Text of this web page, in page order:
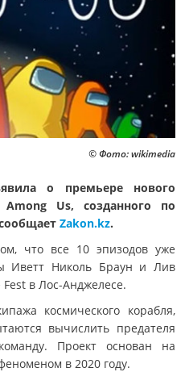
© Фото: wikimedia
о премьере нового
Among Us, созданного по
Zakon.kz.
что все 10 эпизодов уже
Иветт Николь Браун и Лив
в Лос-Анджелесе.
космического корабля,
вычислить предателя
Проект основан на
в 2020 году.